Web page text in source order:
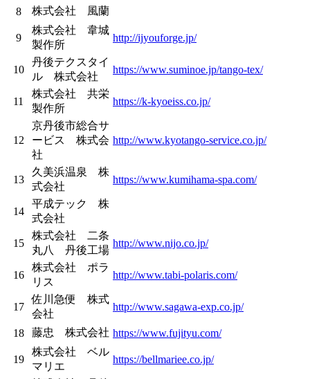
8 株式会社 風蘭
9
株式会社 韋城
製作所
http://ijyouforge.jp/
10
丹後テクスタイ
ル 株式会社
https://www.suminoe.jp/tango-tex/
11
株式会社 共栄
製作所
https://k-kyoeiss.co.jp/
12
京丹後市総合サ
ービス 株式会
社
http://www.kyotango-service.co.jp/
13
久美浜温泉 株
式会社
https://www.kumihama-spa.com/
14
平成テック 株
式会社
15
株式会社 二条
丸八 丹後工場
http://www.nijo.co.jp/
16
株式会社 ポラ
リス
http://www.tabi-polaris.com/
17
佐川急便 株式
会社
http://www.sagawa-exp.co.jp/
18 藤忠 株式会社 https://www.fujityu.com/
19
株式会社 ベル
マリエ
https://bellmariee.co.jp/